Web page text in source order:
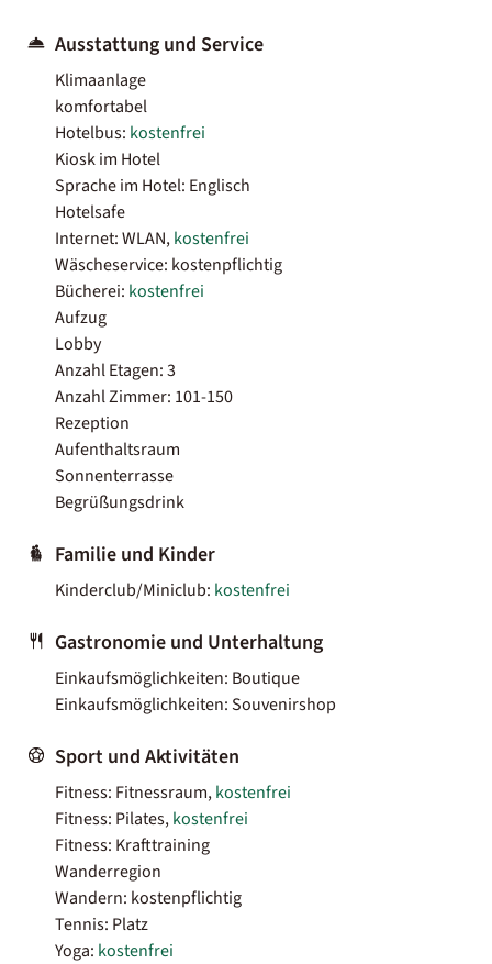
Ausstattung und Service
Klimaanlage
komfortabel
Hotelbus: kostenfrei
Kiosk im Hotel
Sprache im Hotel: Englisch
Hotelsafe
Internet: WLAN,kostenfrei
Wäscheservice: kostenpflichtig
Bücherei: kostenfrei
Aufzug
Lobby
Anzahl Etagen: 3
Anzahl Zimmer: 101-150
Rezeption
Aufenthaltsraum
Sonnenterrasse
Begrüßungsdrink
Familie und Kinder
Kinderclub/Miniclub: kostenfrei
Gastronomie und Unterhaltung
Einkaufsmöglichkeiten: Boutique
Einkaufsmöglichkeiten: Souvenirshop
Sport und Aktivitäten
Fitness: Fitnessraum,kostenfrei
Fitness: Pilates,kostenfrei
Fitness: Krafttraining
Wanderregion
Wandern: kostenpflichtig
Tennis: Platz
Yoga: kostenfrei